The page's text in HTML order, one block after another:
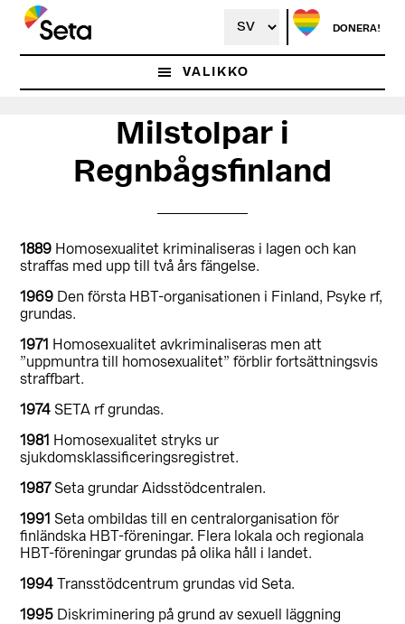
Hoppa
huvudinnehåll
Hoppa
primära
DONERA!
VALIKKO
Milstolpar i
Regnbågsfinland
1889 Homosexualitet kriminaliseras i lagen och kan
straffas med upp till två års fängelse.
1969 Den första HBT-organisationen i Finland, Psyke rf,
grundas.
1971 Homosexualitet avkriminaliseras men att
”uppmuntra till homosexualitet” förblir fortsättningsvis
straffbart.
1974 SETA rf grundas.
1981 Homosexualitet stryks ur
sjukdomsklassificeringsregistret.
1987Seta grundar Aidsstödcentralen.
1991 Seta ombildas till en centralorganisation för
finländska HBT-föreningar. Flera lokala och regionala
HBT-föreningar grundas på olika håll i landet.
1994 Transstödcentrum grundas vid Seta.
1995 Diskriminering på grund av sexuell läggning